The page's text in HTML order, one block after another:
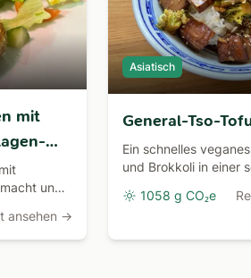
mit
und
ansehen →
Asiatisch
General-Tso-
Ein schnelles
und Brokkoli in einer
1058 g CO₂e